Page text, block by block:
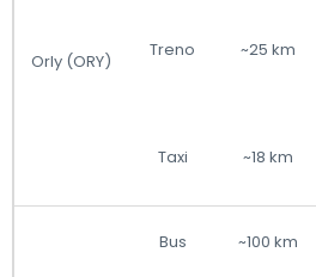
Orly (ORY)
Treno ~25 km
Taxi ~18 km
Bus ~100 km